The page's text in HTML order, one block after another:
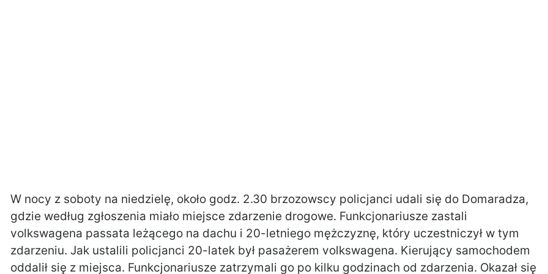
W nocy z soboty na niedzielę, około godz. 2.30 brzozowscy policjanci udali się do Domaradza,
gdzie według zgłoszenia miało miejsce zdarzenie drogowe. Funkcjonariusze zastali
volkswagena passata leżącego na dachu i 20-letniego mężczyznę, który uczestniczył w tym
zdarzeniu. Jak ustalili policjanci 20-latek był pasażerem volkswagena. Kierujący samochodem
oddalił się z miejsca. Funkcjonariusze zatrzymali go po kilku godzinach od zdarzenia. Okazał się